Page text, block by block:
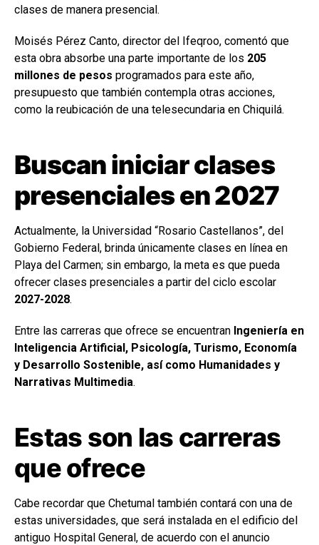
clases de manera presencial.
Moisés Pérez Canto, director del Ifeqroo, comentó que
esta obra absorbe una parte importante de los 205
millones de pesos programados para este año,
presupuesto que también contempla otras acciones,
como la reubicación de una telesecundaria en Chiquilá.
Buscan iniciar clases
presenciales en 2027
Actualmente, la Universidad “Rosario Castellanos”, del
Gobierno Federal, brinda únicamente clases en línea en
Playa del Carmen; sin embargo, la meta es que pueda
ofrecer clases presenciales a partir del ciclo escolar
2027-2028.
Entre las carreras que ofrece se encuentran Ingeniería en
Inteligencia Artificial, Psicología, Turismo, Economía
y Desarrollo Sostenible, así como Humanidades y
Narrativas Multimedia.
Estas son las carreras
que ofrece
Cabe recordar que Chetumal también contará con una de
estas universidades, que será instalada en el edificio del
antiguo Hospital General, de acuerdo con el anuncio